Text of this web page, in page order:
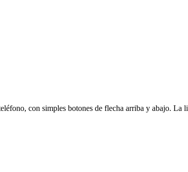
con simples botones de flecha arriba y abajo. La